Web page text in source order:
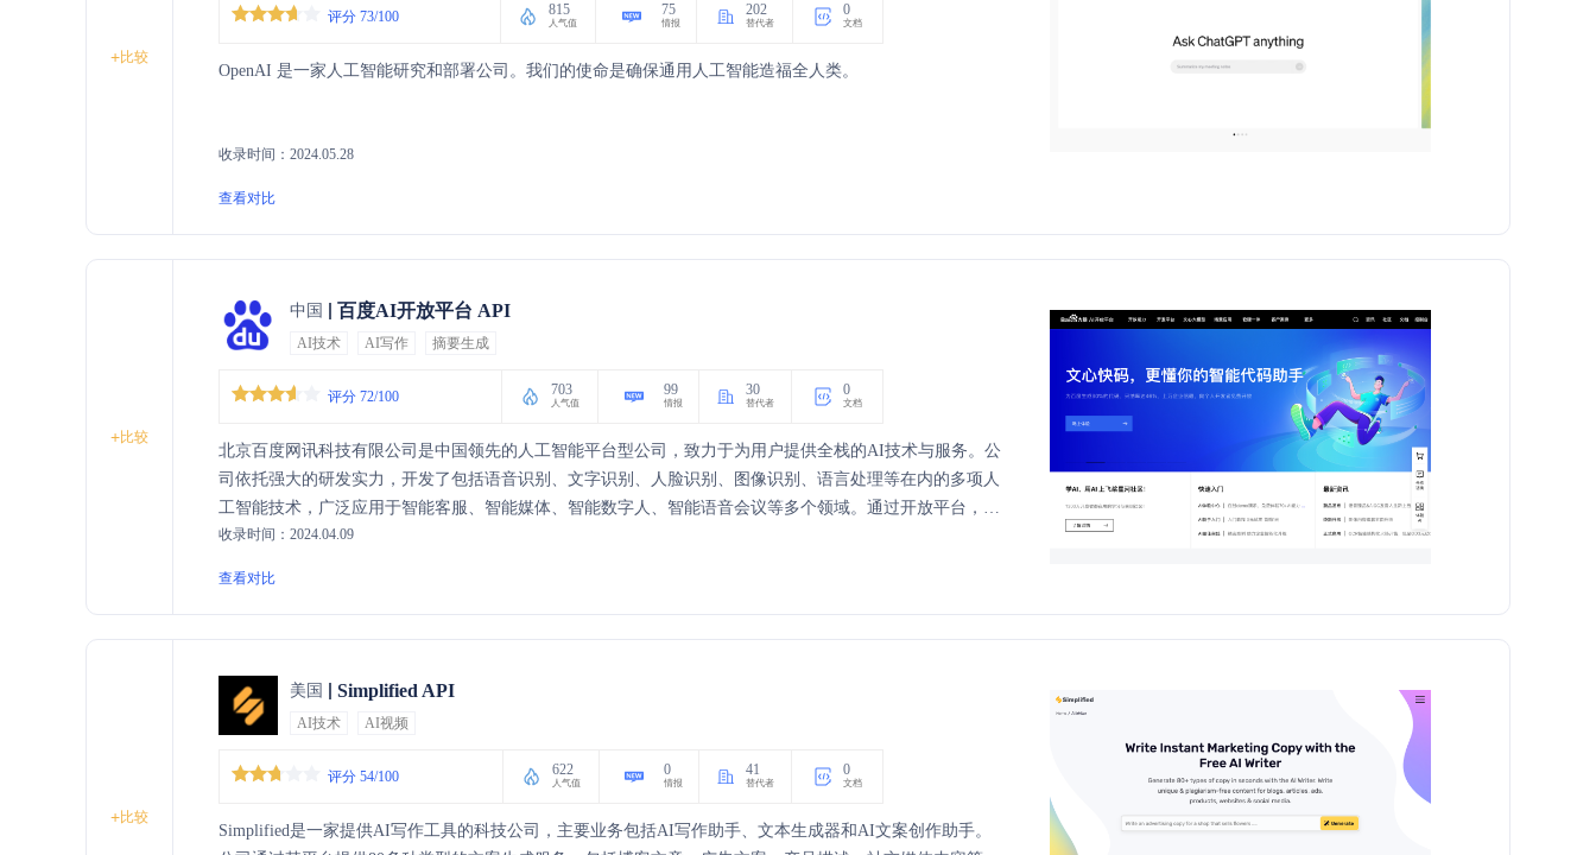
+比较
评分 73/100 815
人气值
75
情报
202
替代者
0
文档
OpenAI 是一家人工智能研究和部署公司。我们的使命是确保通用人工智能造福全人类。
收录时间：2024.05.28
查看对比
+比较
中国 百度AI开放平台 API
AI技术 AI写作 摘要生成
评分 72/100 703
人气值
99
情报
30
替代者
0
文档
北京百度网讯科技有限公司是中国领先的人工智能平台型公司，致力于为用户提供全栈的AI技术与服务。公
司依托强大的研发实力，开发了包括语音识别、文字识别、人脸识别、图像识别、语言处理等在内的多项人
工智能技术，广泛应用于智能客服、智能媒体、智能数字人、智能语音会议等多个领域。通过开放平台，百
度AI为企业和开发者提供丰富的API接口和SDK，推动产业智能化升级，赋能各行各业。
收录时间：2024.04.09
查看对比
+比较
美国 Simplified API
AI技术 AI视频
评分 54/100 622
人气值
0
情报
41
替代者
0
文档
Simplified是一家提供AI写作工具的科技公司，主要业务包括AI写作助手、文本生成器和AI文案创作助手。